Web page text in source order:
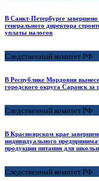
В Санкт-Петербурге
генерального директора
уплаты налогов
Следственный комитет РФ
В Республике Мордовия
городского округа Саранск за
Следственный комитет РФ
В Красноярском крае
индивидуального
продукции питания для
Следственный комитет РФ